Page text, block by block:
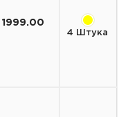
1999.00
4 Штука